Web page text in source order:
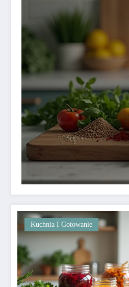
Kuchnia I Gotowanie